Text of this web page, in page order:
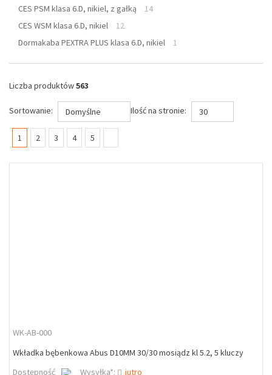
CES PSM klasa 6.D, nikiel, z gałką
14
CES WSM klasa 6.D, nikiel
12
Dormakaba PEXTRA PLUS klasa 6.D, nikiel
1
Liczba produktów563
Sortowanie: Domyślne Ilość na stronie: 30
1 (current)
2 3 4 5
WK-AB-000
Wkładka bębenkowa Abus D10MM 30/30 mosiądz kl 5.2, 5 kluczy
Dostępność
Wysyłka*: jutro